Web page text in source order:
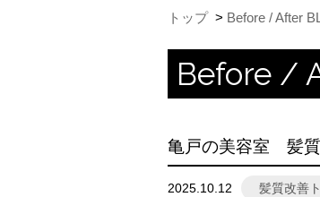
トップ Before / After
Before /
亀戸の美容室 髪
2025.10.12 髪質改善